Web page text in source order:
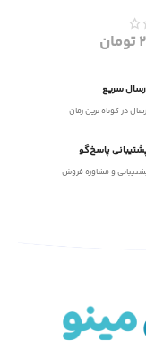
تومان
سریع
در کوتاه ترین زمان
پاسخ‌گو
و مشاوره فروش